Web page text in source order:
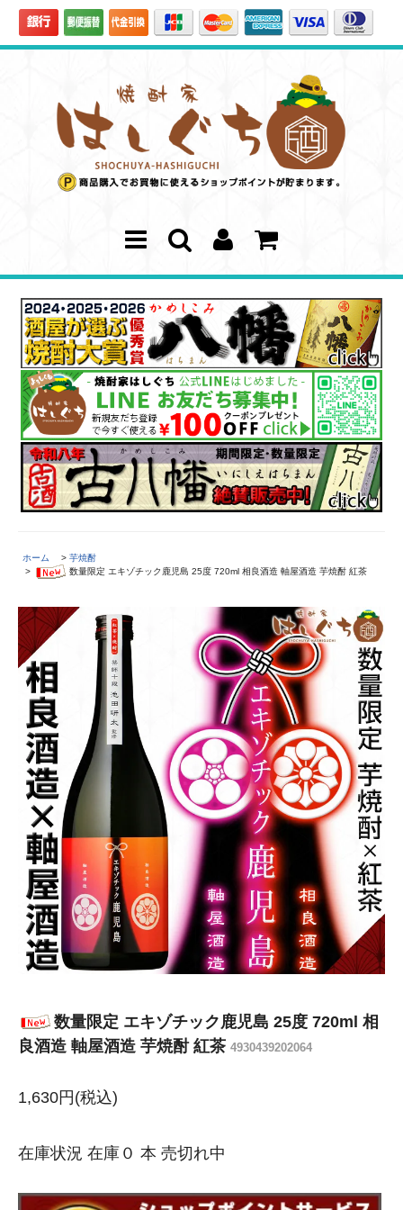
ホーム > 芋焼酎
>
数量限定 エキゾチック鹿児島 25度 720ml 相良酒造 軸屋酒造 芋焼酎 紅茶
数量限定 エキゾチック鹿児島 25度 720ml 相
良酒造 軸屋酒造 芋焼酎 紅茶 4930439202064
1,630円(税込)
在庫状況 在庫０ 本 売切れ中